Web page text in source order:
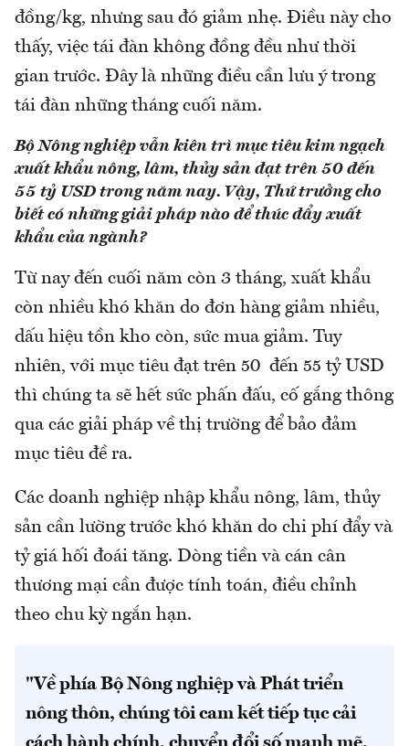
đồng/kg, nhưng sau đó giảm nhẹ. Điều này cho
thấy, việc tái đàn không đồng đều như thời
gian trước. Đây là những điều cần lưu ý trong
tái đàn những tháng cuối năm.
Bộ Nông nghiệp vẫn kiên trì mục tiêu kim ngạch
xuất khẩu nông, lâm, thủy sản đạt trên 50 đến
55 tỷ USD trong năm nay. Vậy, Thứ trưởng cho
biết có những giải pháp nào để thúc đẩy xuất
khẩu của ngành?
Từ nay đến cuối năm còn 3 tháng, xuất khẩu
còn nhiều khó khăn do đơn hàng giảm nhiều,
dấu hiệu tồn kho còn, sức mua giảm. Tuy
nhiên, với mục tiêu đạt trên 50 đến 55 tỷ USD
thì chúng ta sẽ hết sức phấn đấu, cố gắng thông
qua các giải pháp về thị trường để bảo đảm
mục tiêu đề ra.
Các doanh nghiệp nhập khẩu nông, lâm, thủy
sản cần lường trước khó khăn do chi phí đẩy và
tỷ giá hối đoái tăng. Dòng tiền và cán cân
thương mại cần được tính toán, điều chỉnh
theo chu kỳ ngắn hạn.
"Về phía Bộ Nông nghiệp và Phát triển
nông thôn, chúng tôi cam kết tiếp tục cải